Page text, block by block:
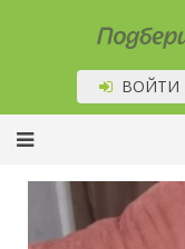
Подбери
ВОЙТИ